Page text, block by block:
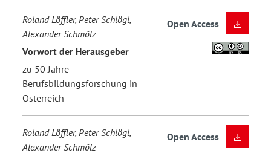
Roland Löffler, Peter Schlögl,
Alexander Schmölz
Vorwort der Herausgeber
zu 50 Jahre
Berufsbildungsforschung in
Österreich
Open Access
Roland Löffler, Peter Schlögl,
Alexander Schmölz
Open Access